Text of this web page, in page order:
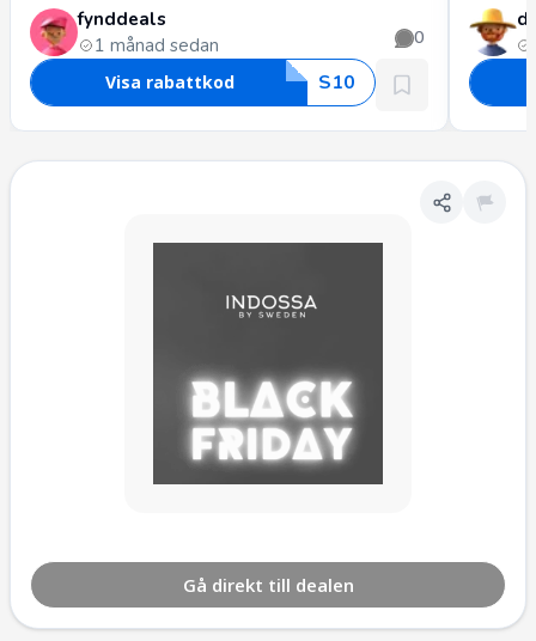
fynddeals
1 månad sedan
0
Visa rabattkod S10
Gå direkt till dealen